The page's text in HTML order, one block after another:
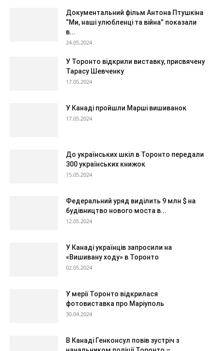
Документальний фільм Антона Птушкіна
“Ми, наші улюбленці та війна” показали
в...
24.05.2024
У Торонто відкрили виставку, присвячену
Тарасу Шевченку
17.05.2024
У Канаді пройшли Марші вишиванок
17.05.2024
До українських шкіл в Торонто передали
300 українських книжок
15.05.2024
Федеральний уряд виділить 9 млн $ на
будівництво нового моста в...
12.05.2024
У Канаді українців запросили на
«Вишивану ходу» в Торонто
02.05.2024
У мерії Торонто відкрилася
фотовиставка про Маріуполь
30.04.2024
В Канаді Генконсул повів зустріч з